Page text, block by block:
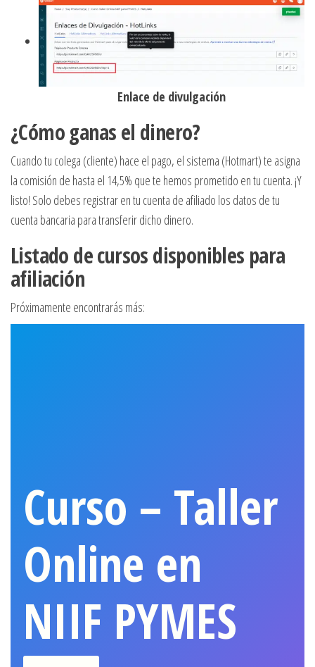
Enlace de divulgación
¿Cómo ganas el dinero?
Cuando tu colega (cliente) hace el pago, el sistema (Hotmart) te asigna
la comisión de hasta el 14,5% que te hemos prometido en tu cuenta. ¡Y
listo! Solo debes registrar en tu cuenta de afiliado los datos de tu
cuenta bancaria para transferir dicho dinero.
Listado de cursos disponibles para
afiliación
Próximamente encontrarás más:
Curso – Taller
Online en
NIIF PYMES